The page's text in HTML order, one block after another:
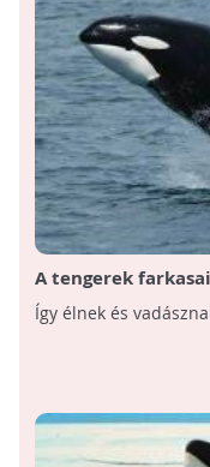
A tengerek
Így élnek és